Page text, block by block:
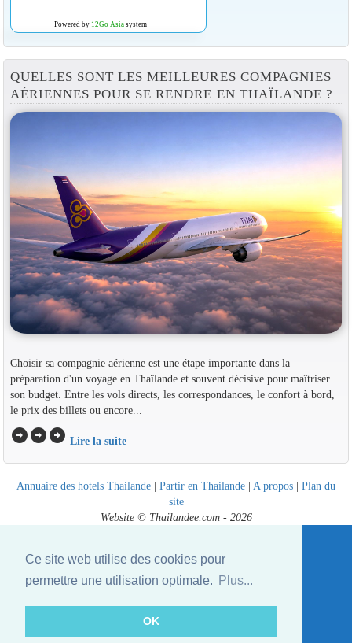
Ce site web utilise des cookies pour
permettre une utilisation optimale.
Plus...
OK
Powered by 12Go Asiasystem
QUELLES SONT LES MEILLEURES COMPAGNIES
AÉRIENNES POUR SE RENDRE EN THAÏLANDE ?
Choisir sa compagnie aérienne est une étape importante dans la
préparation d'un voyage en Thaïlande et souvent décisive pour maîtriser
son budget. Entre les vols directs, les correspondances, le confort à bord,
le prix des billets ou encore...
arrow_circle_rightarrow_circle_rightarrow_circle_right Lire la suite
Annuaire des hotels Thailande | Partir en Thailande | A propos | Plan du
site
Website © Thailandee.com - 2026